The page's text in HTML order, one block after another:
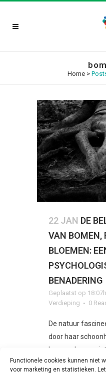
Functionele cookies kunnen niet
voor marketing en statistieken.
Home>
22 JAN DE
VAN BOMEN,
BLOEMEN:
BENADERING
Geplaatst op 18:07h
Verdieping
0
De natuur
door haar
haar verborgen
complexe